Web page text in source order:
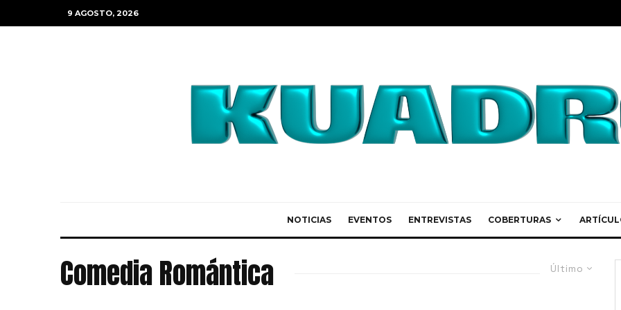
9 AGOSTO, 2026
NOTICIAS EVENTOS ENTREVISTAS COBERTURAS
Último
Comedia Romántica